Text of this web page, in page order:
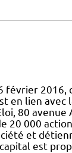
février
en lien avec
80
20 000
et
est